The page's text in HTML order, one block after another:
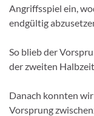
Angriffsspiel ein,
endgültig
So blieb der
der zweiten
Danach konnten
Vorsprung